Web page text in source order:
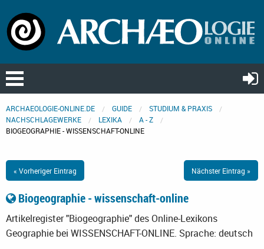
ARCHAEOLOGIE-ONLINE.DE GUIDE
STUDIUM & PRAXIS
NACHSCHLAGEWERKE
LEXIKA
A - Z
BIOGEOGRAPHIE - WISSENSCHAFT-ONLINE
« Vorheriger Eintrag Nächster Eintrag »
Biogeographie - wissenschaft-online
Artikelregister "Biogeographie" des Online-Lexikons
Geographie bei WISSENSCHAFT-ONLINE. Sprache: deutsch